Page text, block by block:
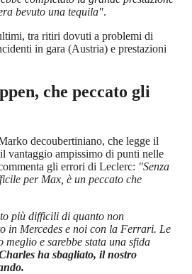
bevuto una tequila".
tra ritiri dovuti a problemi di
in gara (Austria) e prestazioni
che peccato gli
decoubertiniano, che legge il
vantaggio ampissimo di punti nelle
gli errori di Leclerc: "Senza
per Max, è un peccato che
più difficili di quanto non
in Mercedes e noi con la Ferrari. Le
meglio e sarebbe stata una sfida
ha sbagliato, il nostro